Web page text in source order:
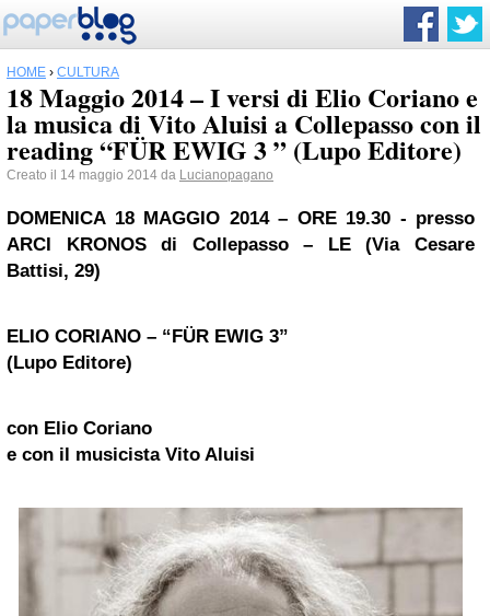
HOME › CULTURA
18 Maggio 2014 – I versi di Elio Coriano e
la musica di Vito Aluisi a Collepasso con il
reading “FÜR EWIG 3 ” (Lupo Editore)
Creato il 14 maggio 2014 da Lucianopagano
DOMENICA 18 MAGGIO 2014 – ORE 19.30 - presso
ARCI KRONOS di Collepasso – LE (Via Cesare
Battisi, 29)
ELIO CORIANO – “FÜR EWIG 3”
(Lupo Editore)
con Elio Coriano
e con il musicista Vito Aluisi